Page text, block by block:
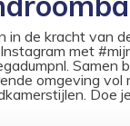
in de kracht van
met
Samen
omgeving vol
Doe